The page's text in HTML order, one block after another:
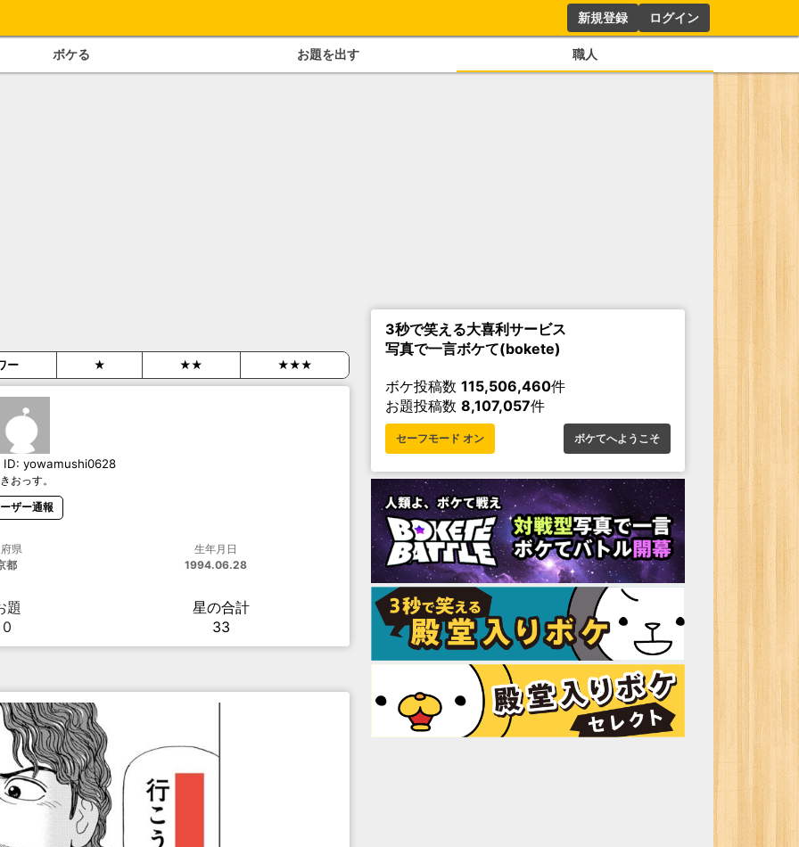
新規登録 ログイン
ボケる お題を出す 職人
ー ★ ★★ ★★★
ID: yowamushi0628
おっす。
ザー通報
県
都
生年月日
1994.06.28
題
0
星の合計
33
3秒で笑える大喜利サービス
写真で一言ボケて(bokete)
ボケ投稿数 115,506,460件
お題投稿数 8,107,057件
セーフモード オン ボケてへようこそ